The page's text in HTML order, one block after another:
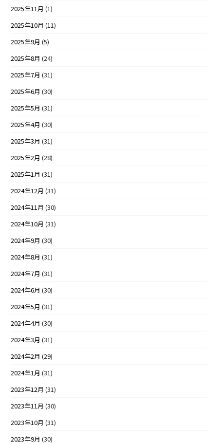
2025年11月 (1)
2025年10月 (11)
2025年9月 (5)
2025年8月 (24)
2025年7月 (31)
2025年6月 (30)
2025年5月 (31)
2025年4月 (30)
2025年3月 (31)
2025年2月 (28)
2025年1月 (31)
2024年12月 (31)
2024年11月 (30)
2024年10月 (31)
2024年9月 (30)
2024年8月 (31)
2024年7月 (31)
2024年6月 (30)
2024年5月 (31)
2024年4月 (30)
2024年3月 (31)
2024年2月 (29)
2024年1月 (31)
2023年12月 (31)
2023年11月 (30)
2023年10月 (31)
2023年9月 (30)